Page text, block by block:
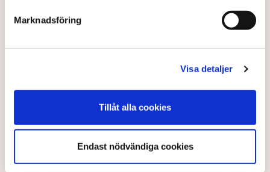
Marknadsföring
Visa detaljer
Tillåt alla cookies
Endast nödvändiga cookies
Så mycket förlorar du på att
gå i tidig pension